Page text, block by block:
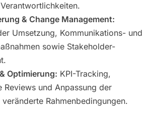
& Change Management:
Umsetzung, Kommunikations- und
sowie Stakeholder-
Optimierung: KPI-Tracking,
Reviews und Anpassung der
Rahmenbedingungen.